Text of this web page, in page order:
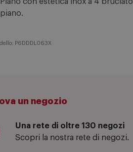
Piano con estetica inox a 4
Una rete di oltre 130 negozi